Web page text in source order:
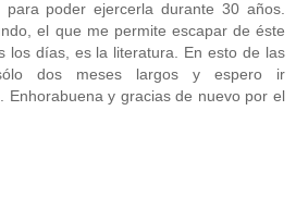
poder ejercerla durante 30 años.
el que me permite escapar de éste
los días, es la literatura. En esto de las
dos meses largos y espero ir
Enhorabuena y gracias de nuevo por el